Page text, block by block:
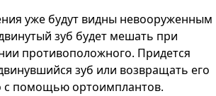
уже будут видны невооруженным
зуб будет мешать при
противоположного. Придется
зуб или возвращать его
с помощью ортоимплантов.